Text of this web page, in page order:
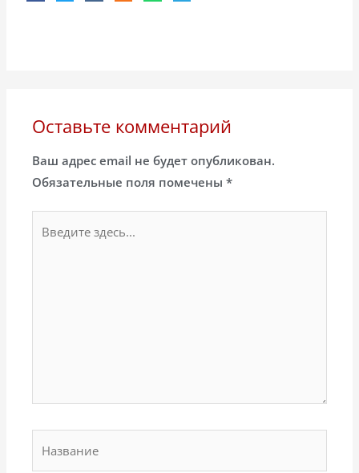
Оставьте комментарий
Ваш адрес email не будет опубликован.
Обязательные поля помечены*
здесь...